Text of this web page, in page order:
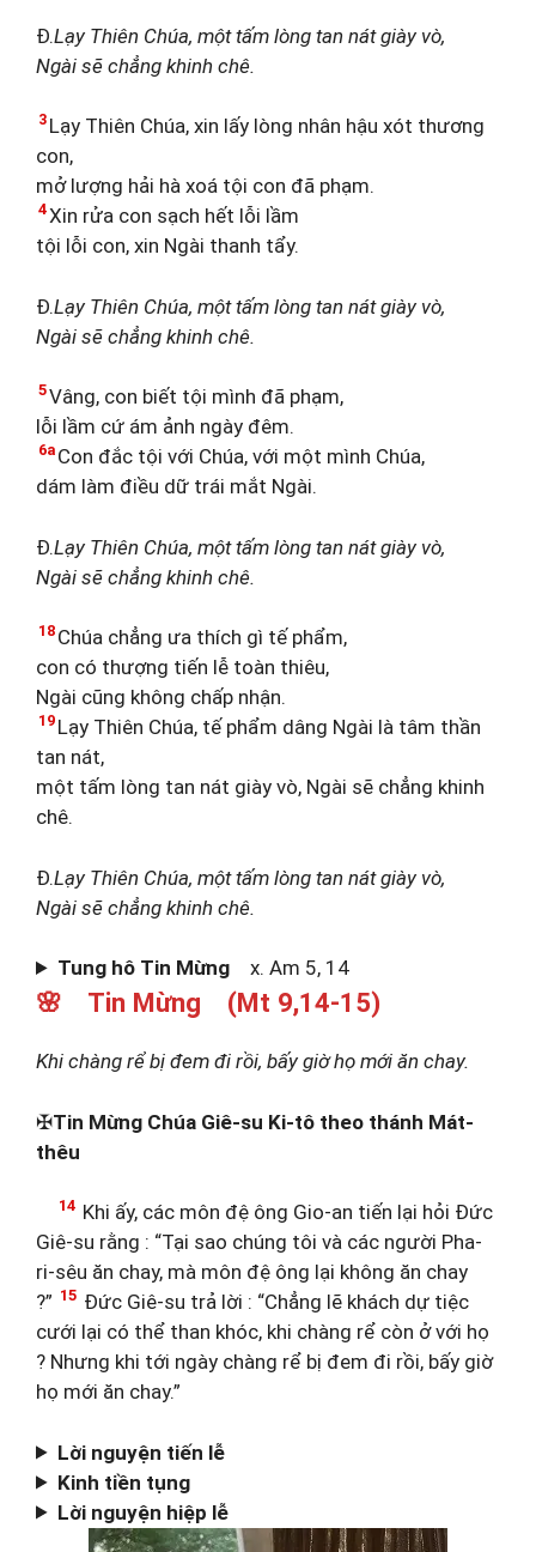
Đ.Lạy Thiên Chúa, một tấm lòng tan nát giày vò,
Ngài sẽ chẳng khinh chê.
3 Lạy Thiên Chúa, xin lấy lòng nhân hậu xót thương
con,
mở lượng hải hà xoá tội con đã phạm.
4Xin rửa con sạch hết lỗi lầm
tội lỗi con, xin Ngài thanh tẩy.
Đ.Lạy Thiên Chúa, một tấm lòng tan nát giày vò,
Ngài sẽ chẳng khinh chê.
5Vâng, con biết tội mình đã phạm,
lỗi lầm cứ ám ảnh ngày đêm.
6a Con đắc tội với Chúa, với một mình Chúa,
dám làm điều dữ trái mắt Ngài.
Đ.Lạy Thiên Chúa, một tấm lòng tan nát giày vò,
Ngài sẽ chẳng khinh chê.
18 Chúa chẳng ưa thích gì tế phẩm,
con có thượng tiến lễ toàn thiêu,
Ngài cũng không chấp nhận.
19 Lạy Thiên Chúa, tế phẩm dâng Ngài là tâm thần
tan nát,
một tấm lòng tan nát giày vò, Ngài sẽ chẳng khinh
chê.
Đ.Lạy Thiên Chúa, một tấm lòng tan nát giày vò,
Ngài sẽ chẳng khinh chê.
Tung hô Tin Mừng x. Am 5, 14
🌸 Tin Mừng (Mt 9,14-15)
Khi chàng rể bị đem đi rồi, bấy giờ họ mới ăn chay.
✠Tin Mừng Chúa Giê-su Ki-tô theo thánh Mát-
thêu
14 Khi ấy, các môn đệ ông Gio-an tiến lại hỏi Đức
Giê-su rằng : “Tại sao chúng tôi và các người Pha-
ri-sêu ăn chay, mà môn đệ ông lại không ăn chay
?” 15 Đức Giê-su trả lời : “Chẳng lẽ khách dự tiệc
cưới lại có thể than khóc, khi chàng rể còn ở với họ
? Nhưng khi tới ngày chàng rể bị đem đi rồi, bấy giờ
họ mới ăn chay.”
Lời nguyện tiến lễ
Kinh tiền tụng
Lời nguyện hiệp lễ